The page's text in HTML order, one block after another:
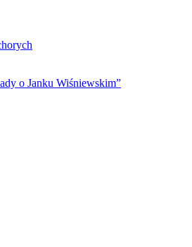
o Janku Wiśniewskim”